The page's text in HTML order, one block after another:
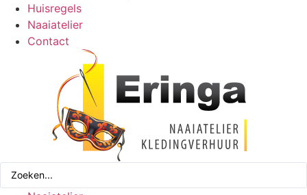
Huisregels
Naaiatelier
Contact
Search